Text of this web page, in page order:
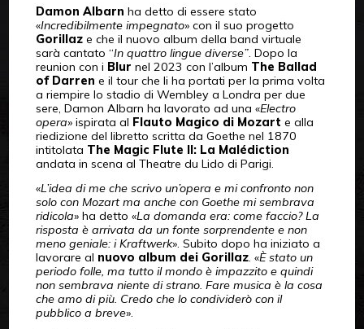
Damon Albarn ha detto di essere stato
«Incredibilmente impegnato» con il suo progetto
Gorillaze che il nuovo album della band virtuale
sarà cantato “In quattro lingue diverse”. Dopo la
reunion con i Blur nel 2023 con l’album The Ballad
of Darren e il tour che li ha portati per la prima volta
a riempire lo stadio di Wembley a Londra per due
sere, Damon Albarn ha lavorato ad una «Electro
opera» ispirata al Flauto Magico di Mozart e alla
riedizione del libretto scritta da Goethe nel 1870
intitolata The Magic Flute II: La Malédiction
andata in scena al Theatre du Lido di Parigi.
«L’idea di me che scrivo un’opera e mi confronto non
solo con Mozart ma anche con Goethe mi sembrava
ridicola» ha detto «La domanda era: come faccio? La
risposta è arrivata da un fonte sorprendente e non
meno geniale: i Kraftwerk». Subito dopo ha iniziato a
lavorare al nuovo album dei Gorillaz. «È stato un
periodo folle, ma tutto il mondo è impazzito e quindi
non sembrava niente di strano. Fare musica è la cosa
che amo di più. Credo che lo condividerò con il
pubblico a breve».